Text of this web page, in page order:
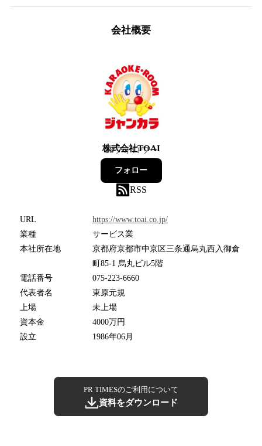
会社概要
株式会社TOAI
18フォロワー
フォロー
RSS
URL
https://www.toai.co.jp/
業種
サービス業
本社所在地
京都府京都市中京区三条通烏丸西入御倉
町85-1 烏丸ビル5階
電話番号
075-223-6660
代表者名
東原元規
上場
未上場
資本金
4000万円
設立
1986年06月
PR TIMESのご利用について
資料をダウンロード